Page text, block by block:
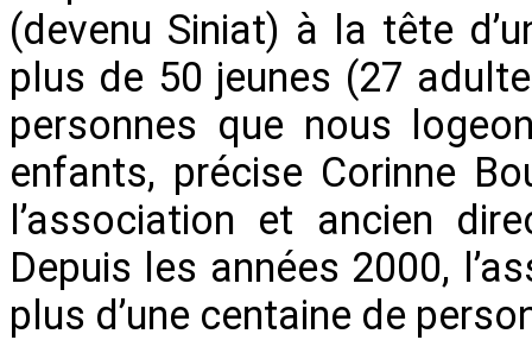
(devenu Siniat) à la tête
plus de 50 jeunes (27
personnes que nous
enfants, précise Corinne
l’association et ancien
Depuis les années 2000,
plus d’une centaine de